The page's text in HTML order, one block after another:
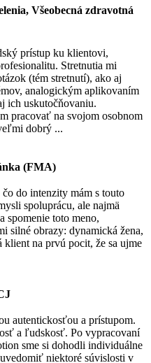
Všeobecná zdravotná
prístup ku klientovi,
Stretnutia mi
(tém stretnutí), ako aj
analogickým aplikovaním
ich uskutočňovaniu.
pracovať na svojom osobnom
dobrý ...
(FMA)
do intenzity mám s touto
spoluprácu, ale najmä
spomenie toto meno,
silné obrazy: dynamická žena,
klient na prvú pocit, že sa ujme
autentickosťou a prístupom.
a ľudskosť. Po vypracovaní
sme si dohodli individuálne
niektoré súvislosti v